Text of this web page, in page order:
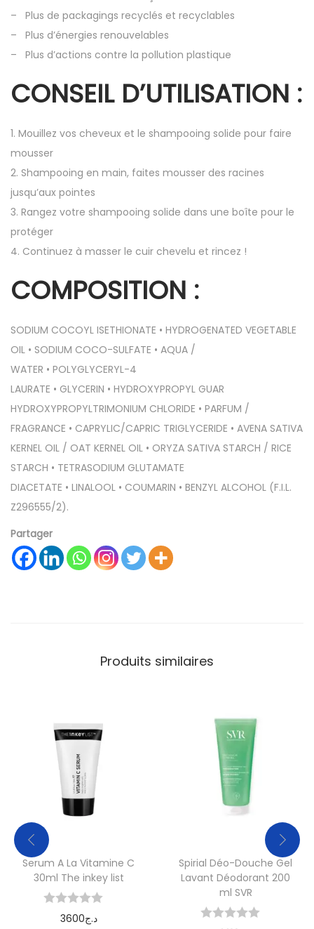
– Plus de packagings recyclés et recyclables
– Plus d’énergies renouvelables
– Plus d’actions contre la pollution plastique
CONSEIL D’UTILISATION :
1. Mouillez vos cheveux et le shampooing solide pour faire
mousser
2. Shampooing en main, faites mousser des racines
jusqu’aux pointes
3. Rangez votre shampooing solide dans une boîte pour le
protéger
4. Continuez à masser le cuir chevelu et rincez !
COMPOSITION :
SODIUM COCOYL ISETHIONATE • HYDROGENATED VEGETABLE
OIL • SODIUM COCO-SULFATE • AQUA /
WATER • POLYGLYCERYL-4
LAURATE • GLYCERIN • HYDROXYPROPYL GUAR
HYDROXYPROPYLTRIMONIUM CHLORIDE • PARFUM /
FRAGRANCE • CAPRYLIC/CAPRIC TRIGLYCERIDE • AVENA SATIVA
KERNEL OIL / OAT KERNEL OIL • ORYZA SATIVA STARCH / RICE
STARCH • TETRASODIUM GLUTAMATE
DIACETATE • LINALOOL • COUMARIN • BENZYL ALCOHOL (F.I.L.
Z296555/2).
Partager
Produits similaires
Serum A La Vitamine C
30ml The inkey list
3600د.ج
Spirial Déo-Douche Gel
Lavant Déodorant 200
ml SVR